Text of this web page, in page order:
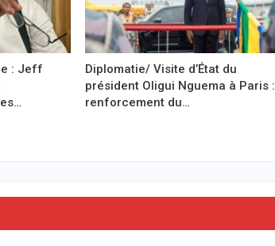
: Jeff
Diplomatie/ Visite d’État du
président Oligui Nguema à Paris
renforcement du…